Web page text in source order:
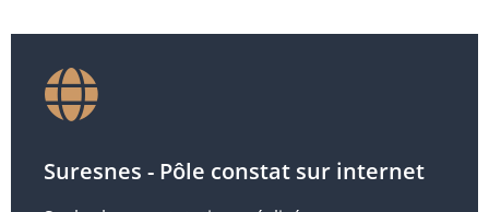
Suresnes - Pôle constat sur internet